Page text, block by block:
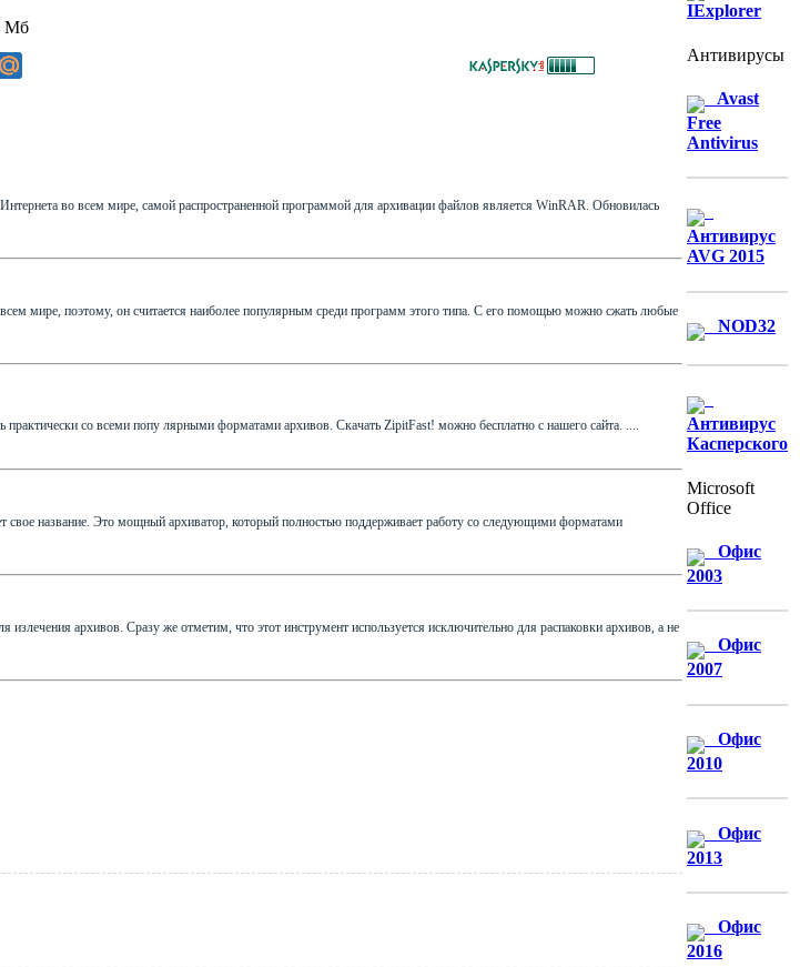
Мб
во всем мире, самой распространенной программой для архивации файлов является WinRAR. Обновилась
мире, поэтому, он считается наиболее популярным среди программ этого типа. С его помощью можно сжать любые
практически со всеми попу лярными форматами архивов. Скачать ZipitFast! можно бесплатно с нашего сайта. ....
название. Это мощный архиватор, который полностью поддерживает работу со следующими форматами
излечения архивов. Сразу же отметим, что этот инструмент используется исключительно для распаковки архивов, а не
IExplorer
Антивирусы
Avast
Free
Antivirus
Антивирус
AVG 2015
NOD32
Антивирус
Касперского
Microsoft
Office
Офис
2003
Офис
2007
Офис
2010
Офис
2013
Офис
2016